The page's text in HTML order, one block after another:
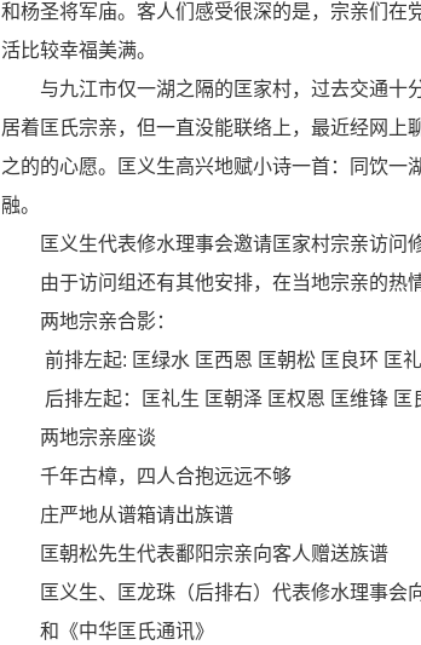
和杨圣将军庙。客人们感受很深的是，宗亲们在
活比较幸福美满。
与九江市仅一湖之隔的匡家村，过去交通十
居着匡氏宗亲，但一直没能联络上，最近经网上
之的的心愿。匡义生高兴地赋小诗一首：同饮一
融。
匡义生代表修水理事会邀请匡家村宗亲访问修
由于访问组还有其他安排，在当地宗亲的热情
两地宗亲合影：
前排左起: 匡绿水 匡西恩 匡朝松 匡良环 匡
后排左起：匡礼生 匡朝泽 匡权恩 匡维锋 匡
两地宗亲座谈
千年古樟，四人合抱远远不够
庄严地从谱箱请出族谱
匡朝松先生代表鄱阳宗亲向客人赠送族谱
匡义生、匡龙珠（后排右）代表修水理事会向
和《中华匡氏通讯》